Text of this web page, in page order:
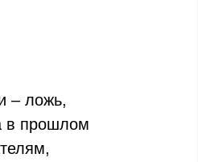
– ложь,
в прошлом